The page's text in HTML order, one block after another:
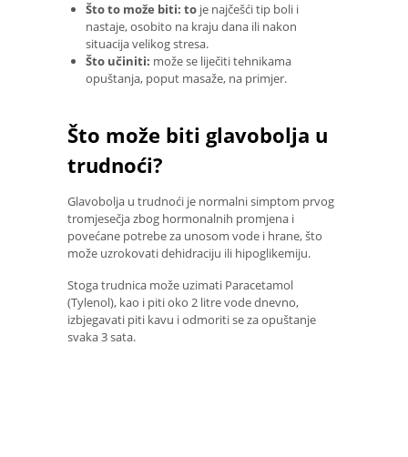
Što to može biti: to je najčešći tip boli i
nastaje, osobito na kraju dana ili nakon
situacija velikog stresa.
Što učiniti: može se liječiti tehnikama
opuštanja, poput masaže, na primjer.
Što može biti glavobolja u
trudnoći?
Glavobolja u trudnoći je normalni simptom prvog
tromjesečja zbog hormonalnih promjena i
povećane potrebe za unosom vode i hrane, što
može uzrokovati dehidraciju ili hipoglikemiju.
Stoga trudnica može uzimati Paracetamol
(Tylenol), kao i piti oko 2 litre vode dnevno,
izbjegavati piti kavu i odmoriti se za opuštanje
svaka 3 sata.